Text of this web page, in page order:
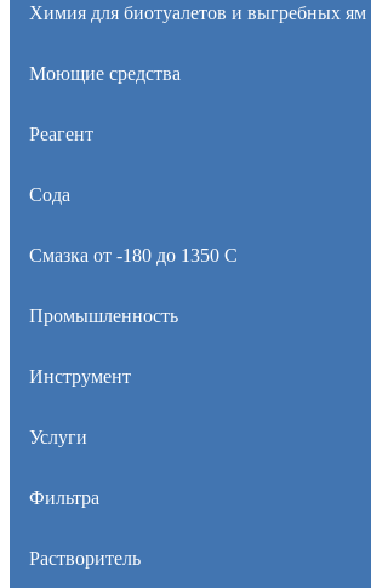
Химия для биотуалетов и выгребных ям
Моющие средства
Реагент
Сода
Смазка от -180 до 1350 С
Промышленность
Инструмент
Услуги
Фильтра
Растворитель